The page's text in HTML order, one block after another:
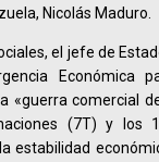
Nicolás Maduro.
el jefe de
Económica
comercial
(7T) y los
estabilidad